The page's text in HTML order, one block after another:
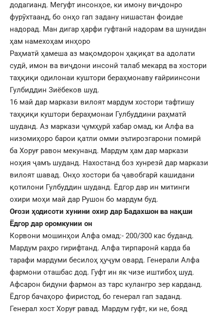
додагианд. Мегуфт инсонҳое, ки имону виҷдонро
фурӯхтаанд, бо онҳо гап задану нишастан фоидае
надорад. Ман дигар ҳарфи гуфтанӣ надорам ва шунидан
ҳам намехоҳам инҳоро
Раҳматӣ ҳамеша аз мақомдорон ҳақиқат ва адолати
судӣ, имон ва виҷдони инсонӣ талаб мекард ва хостори
таҳқиқи одилонаи куштори бераҳмонаву ғайриинсони
Гулбиддин Зиёбеков шуд.
16 май дар маркази вилоят мардум хостори тафтишу
таҳқиқи куштори бераҳмонаи Гулбуддини раҳматӣ
шуданд. Аз маркази ҷумҳурӣ хабар омад, ки Алфа ва
низомиҳоро барои қатли омми эътирозгарони помирӣ
ба Хоруғ равон мекунанд. Мардум ҳам дар маркази
ноҳия ҷамъ шуданд. Нахостанд боз хунрезӣ дар маркази
вилоят шавад. Онҳо хостори ба ҷавобгарӣ кашидани
қотилони Гулбуддин шуданд. Ёдгор дар ин митинги
охири моҳи май дар Рушон бо мардум буд.
Оғози ҳодисоти хунини охир дар Бадахшон ва нақши
Ёдгор дар оромкунии он
Корвони мошинҳои Алфа омад:- 200/300 кас буданд.
Мардум раҳро гирифтанд. Алфа тирпаронӣ карда ба
тарафи мардуми бесилоҳ ҳуҷум овард. Генерали Алфа
фармони оташбас дод. Гуфт ин як чизе иштибоҳ шуд.
Афсарон бидуни фармон аз тарс кулангро зер карданд.
Ёдгор бачаҳоро фиристод, бо генерал гап заданд.
Генерал хост Хоруғ равад. Мардум гуфт, ки не, бояд